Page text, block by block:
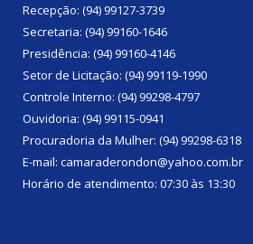
Recepção: (94) 99127-3739
Secretaria: (94) 99160-1646
Presidência: (94) 99160-4146
Setor de Licitação: (94) 99119-1990
Controle Interno: (94) 99298-4797
Ouvidoria: (94) 99115-0941
Procuradoria da Mulher: (94) 99298-6318
E-mail: camaraderondon@yahoo.com.br
Horário de atendimento: 07:30 às 13:30